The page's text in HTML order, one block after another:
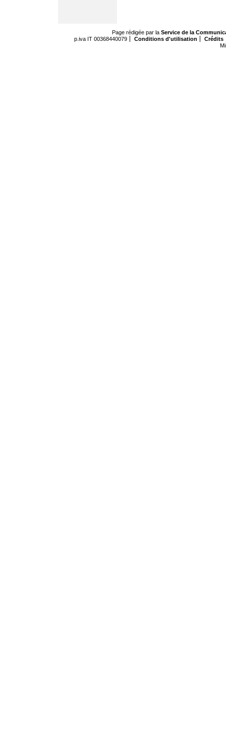
Page rédigée par la Service de la
p.iva IT 00368440079
Conditions d'utilisation
Crédits